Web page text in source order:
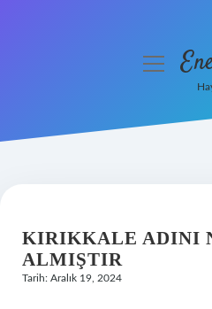
Hakkımızda
menüyü
KIRIKKALE ADINI
ALMIŞTIR
Tarih: Aralık 19, 2024